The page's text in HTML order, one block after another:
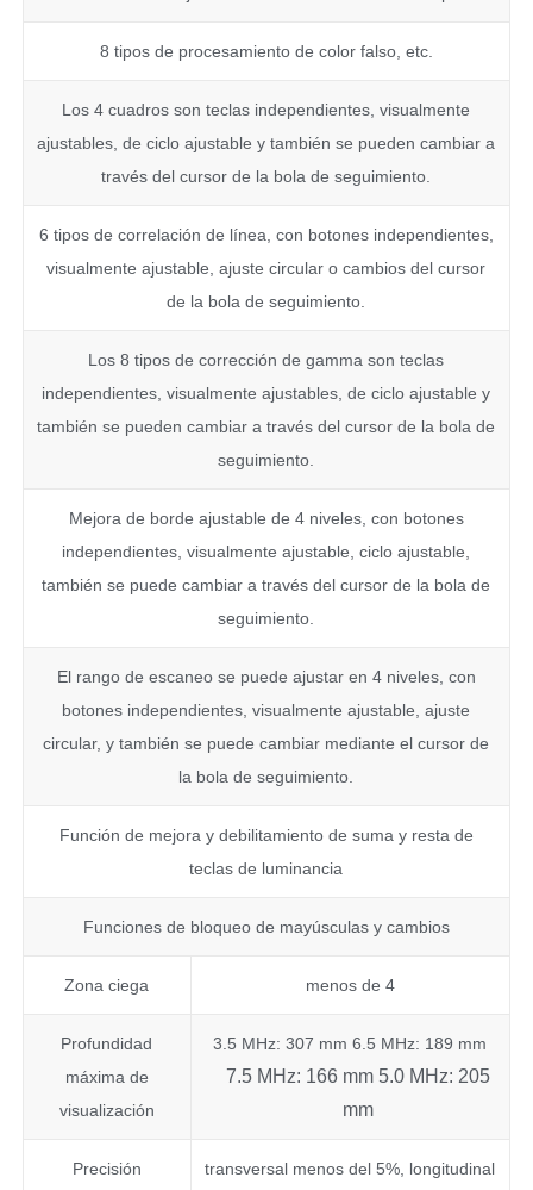
8 tipos de procesamiento de color falso, etc.
Los 4 cuadros son teclas independientes, visualmente
ajustables, de ciclo ajustable y también se pueden cambiar a
través del cursor de la bola de seguimiento.
6 tipos de correlación de línea, con botones independientes,
visualmente ajustable, ajuste circular o cambios del cursor
de la bola de seguimiento.
Los 8 tipos de corrección de gamma son teclas
independientes, visualmente ajustables, de ciclo ajustable y
también se pueden cambiar a través del cursor de la bola de
seguimiento.
Mejora de borde ajustable de 4 niveles, con botones
independientes, visualmente ajustable, ciclo ajustable,
también se puede cambiar a través del cursor de la bola de
seguimiento.
El rango de escaneo se puede ajustar en 4 niveles, con
botones independientes, visualmente ajustable, ajuste
circular, y también se puede cambiar mediante el cursor de
la bola de seguimiento.
Función de mejora y debilitamiento de suma y resta de
teclas de luminancia
Funciones de bloqueo de mayúsculas y cambios
Zona ciega menos de 4
Profundidad
máxima de
visualización
3.5 MHz: 307 mm 6.5 MHz: 189 mm
7.5 MHz: 166 mm 5.0 MHz: 205
mm
Precisión
transversal menos del 5%, longitudinal